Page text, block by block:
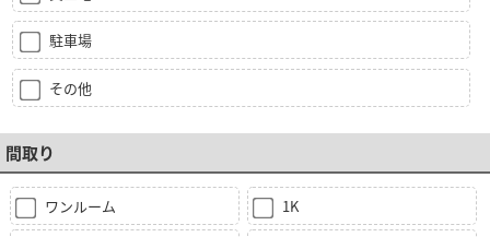
駐車場
その他
間取り
ワンルーム 1K